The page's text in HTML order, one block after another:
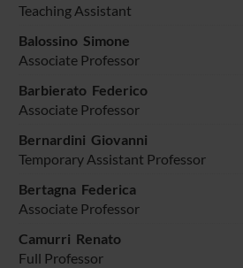
Teaching Assistant
Balossino Simone
Associate Professor
Barbierato Federico
Associate Professor
Bernardini Giovanni
Temporary Assistant Professor
Bertagna Federica
Associate Professor
Camurri Renato
Full Professor